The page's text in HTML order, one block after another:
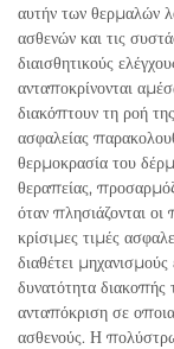
αυτήν των θερμαλών
ασθενών και τις
διαισθητικούς
ανταποκρίνονται
διακόπτουν τη ροή
ασφαλείας
θερμοκρασία του
θεραπείας,
όταν πλησιάζονται
κρίσιμες τιμές
διαθέτει
δυνατότητα διακοπής
ανταπόκριση σε
ασθενούς. Η